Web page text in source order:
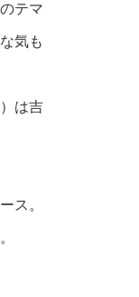
テマ
気も
は吉
ス。